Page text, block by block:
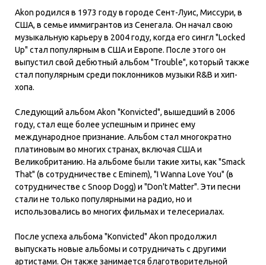
Akon родился в 1973 году в городе Сент-Луис, Миссури, в
США, в семье иммигрантов из Сенегала. Он начал свою
музыкальную карьеру в 2004 году, когда его сингл "Locked
Up" стал популярным в США и Европе. После этого он
выпустил свой дебютный альбом "Trouble", который также
стал популярным среди поклонников музыки R&B и хип-
хопа.
Следующий альбом Akon "Konvicted", вышедший в 2006
году, стал еще более успешным и принес ему
международное признание. Альбом стал многократно
платиновым во многих странах, включая США и
Великобританию. На альбоме были такие хиты, как "Smack
That" (в сотрудничестве с Eminem), "I Wanna Love You" (в
сотрудничестве с Snoop Dogg) и "Don't Matter". Эти песни
стали не только популярными на радио, но и
использовались во многих фильмах и телесериалах.
После успеха альбома "Konvicted" Akon продолжил
выпускать новые альбомы и сотрудничать с другими
артистами. Он также занимается благотворительной